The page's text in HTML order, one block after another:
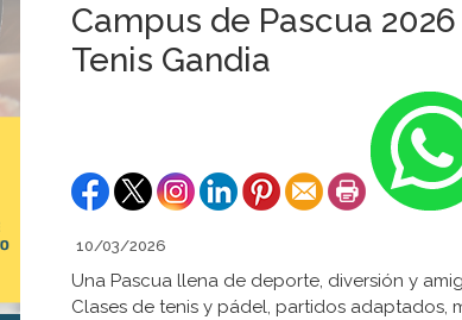
Campus de Pascua
Tenis Gandia
10/03/2026
Una Pascua llena de deporte, diversión y
Clases de tenis y pádel, partidos adaptados,